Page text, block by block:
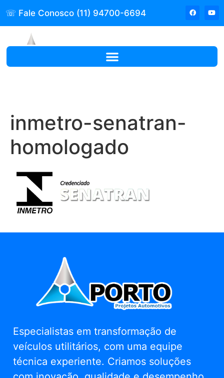
☏ Fale Conosco (11) 94700-6694
inmetro-senatran-
homologado
Especialistas em transformação de
veículos utilitários, com uma equipe
técnica experiente. Criamos soluções